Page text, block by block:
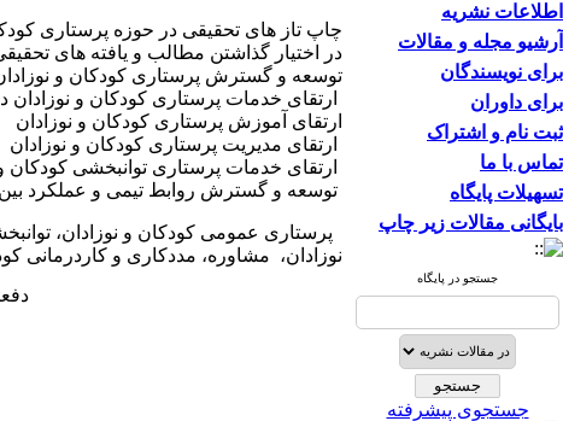
اطلاعات نشریه
آرشیو مجله و مقالات
برای نویسندگان
برای داوران
ثبت نام و اشتراک
تماس با ما
تسهیلات پایگاه
بایگانی مقالات زیر چاپ
جستجو در پایگاه
جستجوی پیشرفته
چاپ تاز های تحقیقی در حوزه پرستاری
در اختیار گذاشتن مطالب و یافته های
توسعه و گسترش پرستاری کودکان و
ارتقای خدمات پرستاری کودکان و نوزادان
ارتقای آموزش پرستاری کودکان و نوزادان
ارتقای مدیریت پرستاری کودکان و نوزادان
ارتقای خدمات پرستاری توانبخشی کودکان
توسعه و گسترش روابط تیمی و عملکرد
پرستاری عمومی کودکان و نوزادان،
نوزادان، مشاوره، مددکاری و کاردرمانی